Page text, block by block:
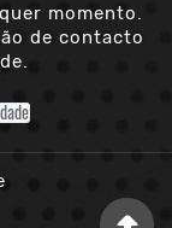
momento.
de contacto